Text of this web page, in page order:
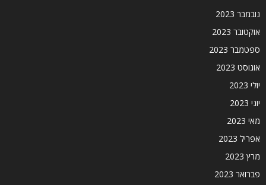
נובמבר 2023
אוקטובר 2023
ספטמבר 2023
אוגוסט 2023
יולי 2023
יוני 2023
מאי 2023
אפריל 2023
מרץ 2023
פברואר 2023